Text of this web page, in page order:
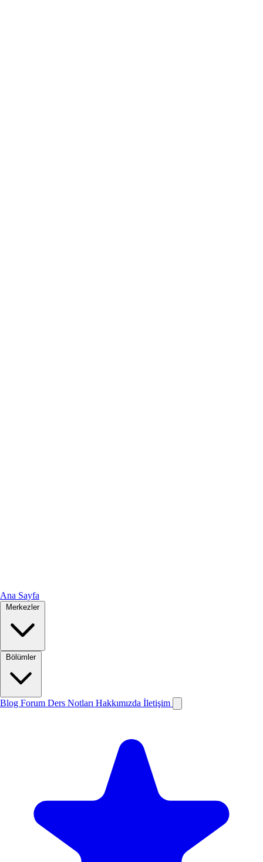
Ana Sayfa
Merkezler
Bölümler
Blog Forum Ders Notları Hakkımızda İletişim